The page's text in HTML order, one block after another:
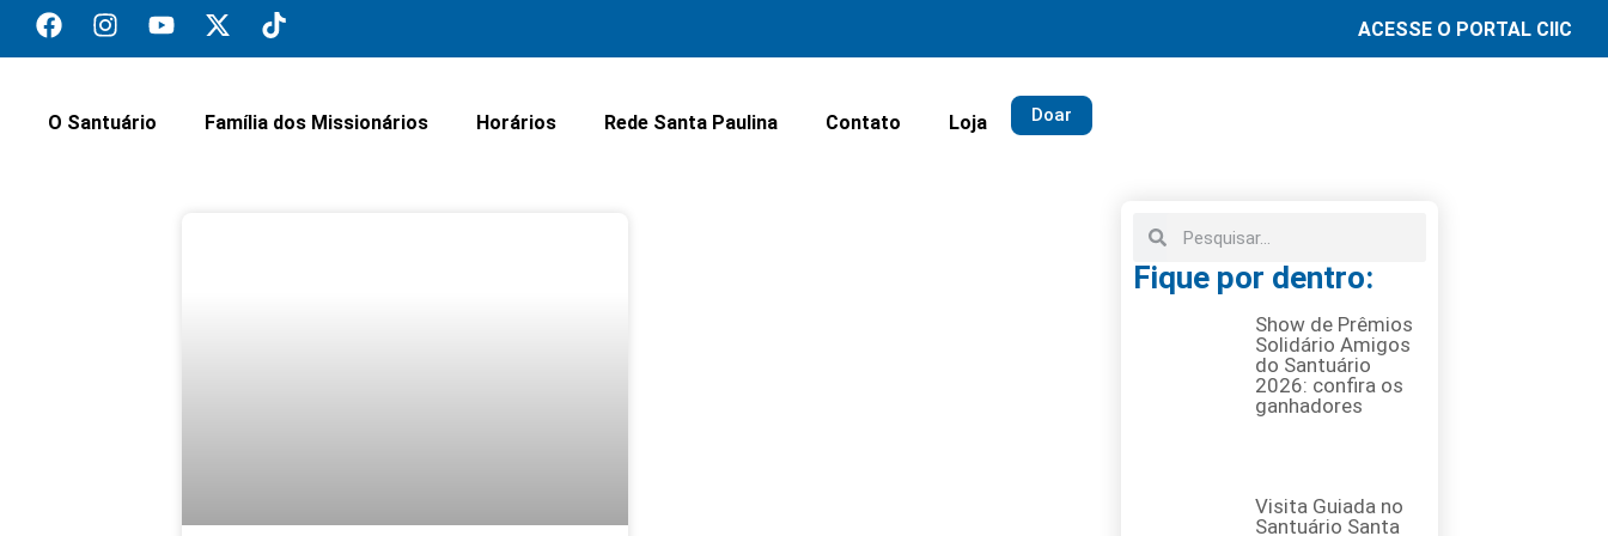
ACESSE O PORTAL CIIC
O Santuário Família dos Missionários Horários Rede Santa Paulina Contato Loja Doar
Fique por dentro:
Show de Prêmios
Solidário Amigos
do Santuário
2026: confira os
ganhadores
Visita Guiada no
Santuário Santa